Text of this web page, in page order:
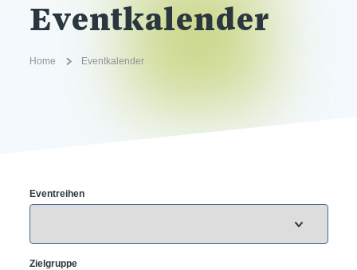
Eventkalender
Home Eventkalender
Eventreihen
Zielgruppe